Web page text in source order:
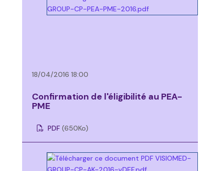
18/04/2016 18:00
Confirmation de l'éligibilité au PEA-
PME
PDF (650Ko)